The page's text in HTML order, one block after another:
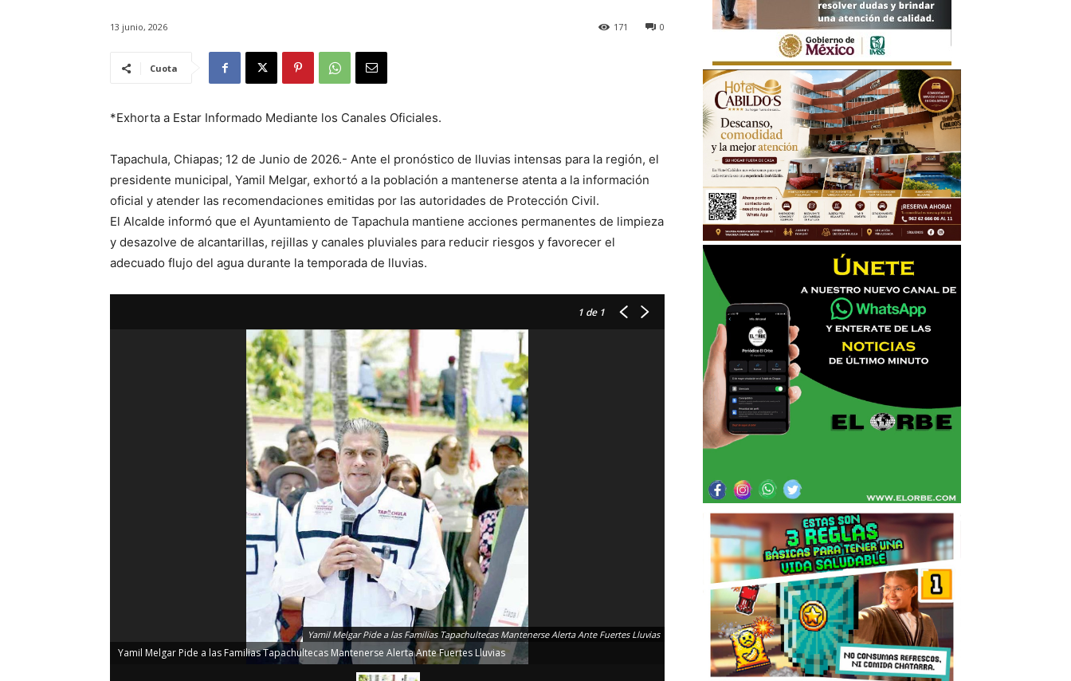
13 junio, 2026 0
171
Cuota
*Exhorta a Estar Informado Mediante los Canales Oficiales.
Tapachula, Chiapas; 12 de Junio de 2026.- Ante el pronóstico de lluvias intensas para la región, el
presidente municipal, Yamil Melgar, exhortó a la población a mantenerse atenta a la información
oficial y atender las recomendaciones emitidas por las autoridades de Protección Civil.
El Alcalde informó que el Ayuntamiento de Tapachula mantiene acciones permanentes de limpieza
y desazolve de alcantarillas, rejillas y canales pluviales para reducir riesgos y favorecer el
adecuado flujo del agua durante la temporada de lluvias.
1 de 1
Yamil Melgar Pide a las Familias Tapachultecas Mantenerse Alerta Ante Fuertes Lluvias
Yamil Melgar Pide a las Familias Tapachultecas Mantenerse Alerta Ante Fuertes Lluvias